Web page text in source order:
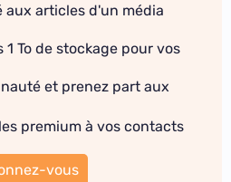
aux articles d'un média
To de stockage pour vos
et prenez part aux
premium à vos contacts
vous